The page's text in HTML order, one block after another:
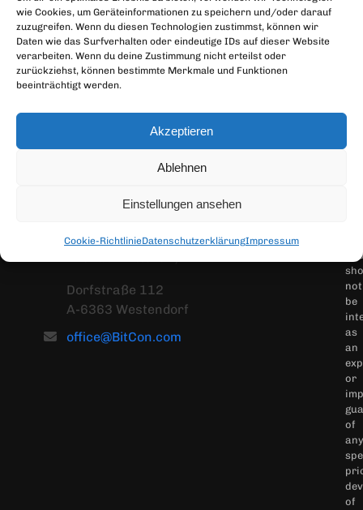
wie Cookies, um Geräteinformationen zu speichern und/oder darauf
zuzugreifen. Wenn du diesen Technologien zustimmst, können wir
Daten wie das Surfverhalten oder eindeutige IDs auf dieser Website
verarbeiten. Wenn du deine Zustimmung nicht erteilst oder
zurückziehst, können bestimmte Merkmale und Funktionen
beeinträchtigt werden.
Akzeptieren
Ablehnen
Einstellungen ansehen
Cookie-RichtlinieDatenschutzerklärungImpressum
MangoLila GmbH
Softwareentwicklung & IT-Consulting
Dorfstraße 112
A-6363 Westendorf
office@BitCon.com
not
be
as
an
or
of
any
of